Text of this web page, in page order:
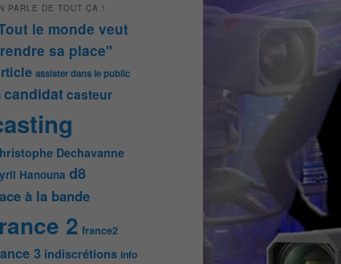
PARLE DE TOUT ÇA !
le monde veut
sa place"
assister dans le public
candidatcasteur
Dechavanne
Hanouna d8
à la bande
2 france2
3 indiscrétions info